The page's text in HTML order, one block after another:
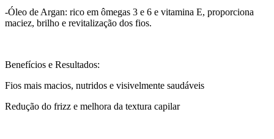
-Óleo de Argan: rico em ômegas 3 e 6 e vitamina E, proporciona
maciez, brilho e revitalização dos fios.
Benefícios e Resultados:
Fios mais macios, nutridos e visivelmente saudáveis
Redução do frizz e melhora da textura capilar